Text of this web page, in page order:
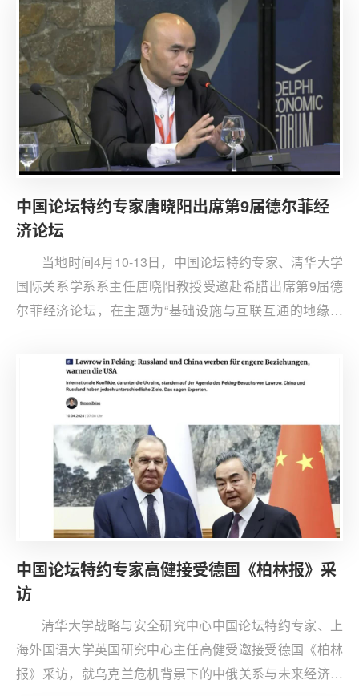
中国论坛特约专家唐晓阳出席第9届德尔菲经
济论坛
当地时间4月10-13日，中国论坛特约专家、清华大学
国际关系学系系主任唐晓阳教授受邀赴希腊出席第9届德
尔菲经济论坛，在主题为“基础设施与互联互通的地缘政
中国论坛特约专家高健接受德国《柏林报》采
访
清华大学战略与安全研究中心中国论坛特约专家、上
海外国语大学英国研究中心主任高健受邀接受德国《柏林
报》采访，就乌克兰危机背景下的中俄关系与未来经济发